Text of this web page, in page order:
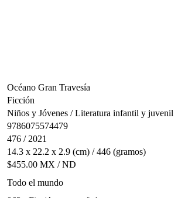
Océano Gran Travesía
Ficción
Niños y Jóvenes / Literatura infantil y juvenil
9786075574479
476 / 2021
14.3 x 22.2 x 2.9 (cm) / 446 (gramos)
$455.00 MX / ND
Todo el mundo